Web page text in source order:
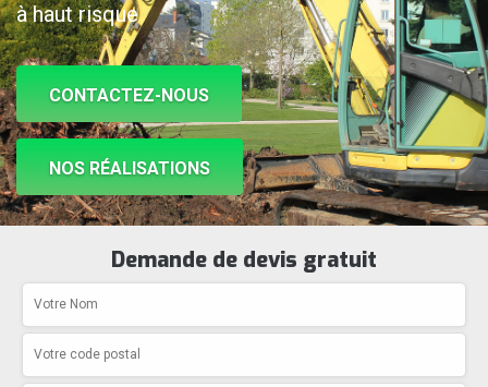
à haut risque
CONTACTEZ-NOUS
NOS RÉALISATIONS
Demande de devis gratuit